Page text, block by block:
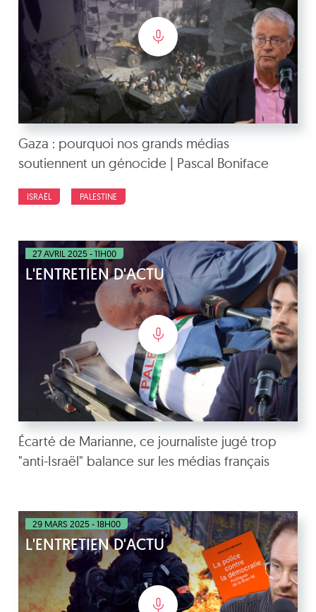
Gaza : pourquoi nos grands médias
soutiennent un génocide | Pascal Boniface
ISRAËL PALESTINE
27 AVRIL 2025 - 11H00
L'ENTRETIEN D'ACTU
Écarté de Marianne, ce journaliste jugé trop
"anti-Israël" balance sur les médias français
29 MARS 2025 - 18H00
L'ENTRETIEN D'ACTU